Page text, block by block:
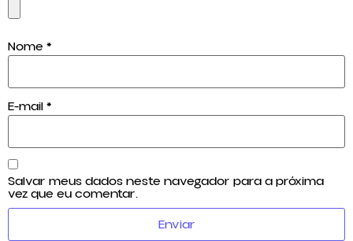
Nome *
E-mail*
Salvar meus dados neste navegador para a próxima
vez que eu comentar.